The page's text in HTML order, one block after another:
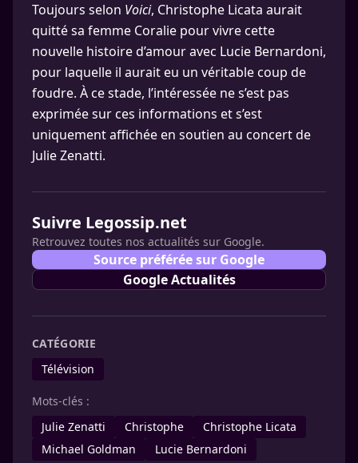
Toujours selon Voici, Christophe Licata aurait
quitté sa femme Coralie pour vivre cette
nouvelle histoire d’amour avec Lucie Bernardoni,
pour laquelle il aurait eu un véritable coup de
foudre. À ce stade, l’intéressée ne s’est pas
exprimée sur ces informations et s’est
uniquement affichée en soutien au concert de
Julie Zenatti.
Suivre Legossip.net
Retrouvez toutes nos actualités sur Google.
Source préférée sur Google
Google Actualités
CATÉGORIE
Télévision
Mots-clés :
Julie Zenatti
Christophe
Christophe Licata
Michael Goldman
Lucie Bernardoni